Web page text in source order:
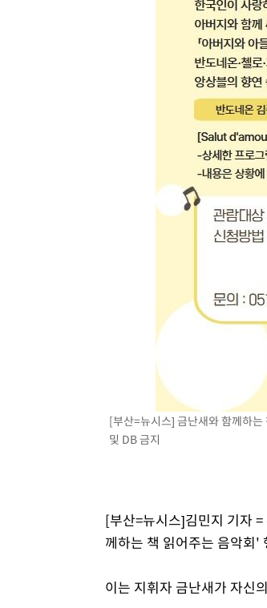
與 강원·TK 당원투표 합산 김민석
[속보]與전대 권리당원투표…강원·
[속보]與 당대표 경선, 경북 권리당
[속보]與 당대표 경선, 대구 권리당
[속보]與 당대표 경선, 강원 권리
"일본축구협회, 대한축구협회 성
[속보]장은수, KLPGA 제주삼다수
"얼마나 더웠으면"…안동 물길공원
손흥민, 68분 뛰고 2경기 침묵
'2경기 연속 침묵' 손흥민, 톨루카전
이강인, 오늘 서울서 AT마드리드 입
'여긴 20도, 저긴 50도'…열화상 카메라
콜롬비아 신임 우파 대통령 취임 하루만
[부산=뉴시스] 금난새와 함께하
및 DB 금지
[부산=뉴시스]김민지 기자
께하는 책 읽어주는 음악회'
이는 지휘자 금난새가 자신